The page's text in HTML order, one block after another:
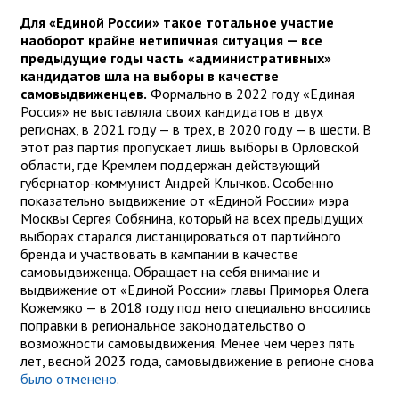
Для «Единой России» такое тотальное участие
наоборот крайне нетипичная ситуация — все
предыдущие годы часть «административных»
кандидатов шла на выборы в качестве
самовыдвиженцев. Формально в 2022 году «Единая
Россия» не выставляла своих кандидатов в двух
регионах, в 2021 году — в трех, в 2020 году — в шести. В
этот раз партия пропускает лишь выборы в Орловской
области, где Кремлем поддержан действующий
губернатор-коммунист Андрей Клычков. Особенно
показательно выдвижение от «Единой России» мэра
Москвы Сергея Собянина, который на всех предыдущих
выборах старался дистанцироваться от партийного
бренда и участвовать в кампании в качестве
самовыдвиженца. Обращает на себя внимание и
выдвижение от «Единой России» главы Приморья Олега
Кожемяко — в 2018 году под него специально вносились
поправки в региональное законодательство о
возможности самовыдвижения. Менее чем через пять
лет, весной 2023 года, самовыдвижение в регионе снова
было отменено.